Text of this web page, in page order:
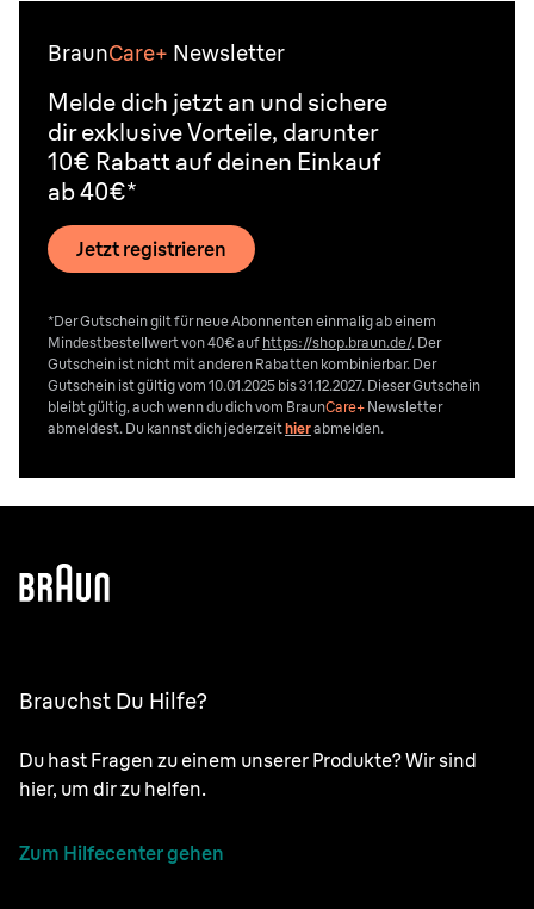
BraunCare+ Newsletter
Melde dich jetzt an und sichere
dir exklusive Vorteile, darunter
10€ Rabatt auf deinen Einkauf
ab 40€*
Jetzt registrieren
*Der Gutschein gilt für neue Abonnenten einmalig ab einem
Mindestbestellwert von 40€ auf https://shop.braun.de/. Der
Gutschein ist nicht mit anderen Rabatten kombinierbar. Der
Gutschein ist gültig vom 10.01.2025 bis 31.12.2027. Dieser Gutschein
bleibt gültig, auch wenn du dich vom BraunCare+ Newsletter
abmeldest. Du kannst dich jederzeithierabmelden.
Brauchst Du Hilfe?
Du hast Fragen zu einem unserer Produkte? Wir sind
hier, um dir zu helfen.
Zum Hilfecenter gehen